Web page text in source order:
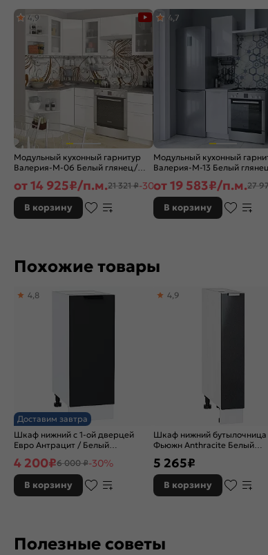
Модульный кухонный гарнитур
Валерия-М-06 Белый глянец/
Белый 2140x1290/2000x600
4,9
от14 925₽/п.м.21 321 ₽-30%
В корзину
Модульный кухонный
Валерия-М-13 Белый
Белый 2336x400x600
4,7
от19 583₽/п.м.27
В корзину
Похожие товары
Доставим завтра
Шкаф нижний с 1-ой дверцей
Евро Антрацит / Белый
4,8
4 200₽6 000 ₽-30%
В корзину
Шкаф нижний бутылочница
Фьюжн Anthracite Белый
4,9
5 265₽
В корзину
Полезные советы